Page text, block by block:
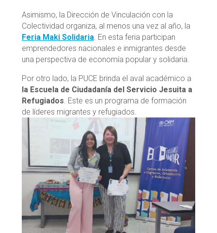
Asimismo, la Dirección de Vinculación con la
Colectividad organiza, al menos una vez al año, la
Feria Maki Solidaria. En esta feria participan
emprendedores nacionales e inmigrantes desde
una perspectiva de economía popular y solidaria.
Por otro lado, la PUCE brinda el aval académico a
la Escuela de Ciudadanía del Servicio Jesuita a
Refugiados. Este es un programa de formación
de líderes migrantes y refugiados.